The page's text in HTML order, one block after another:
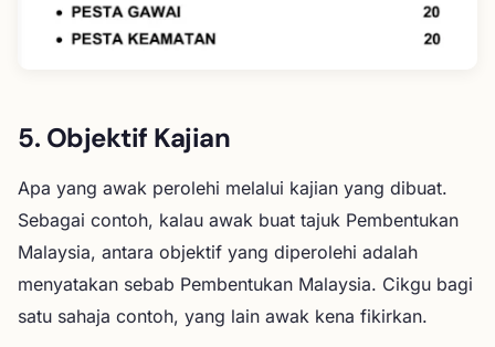
5. Objektif Kajian
Apa yang awak perolehi melalui kajian yang dibuat.
Sebagai contoh, kalau awak buat tajuk Pembentukan
Malaysia, antara objektif yang diperolehi adalah
menyatakan sebab Pembentukan Malaysia. Cikgu bagi
satu sahaja contoh, yang lain awak kena fikirkan.